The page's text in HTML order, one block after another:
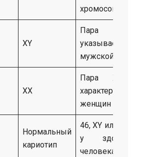
хромосомы
XY
Пара XY —
указывает на
мужской пол
XX
Пара XX —
характерна для
женщин
Нормальный
кариотип
46, XY или 46, XX
у здорового
человека